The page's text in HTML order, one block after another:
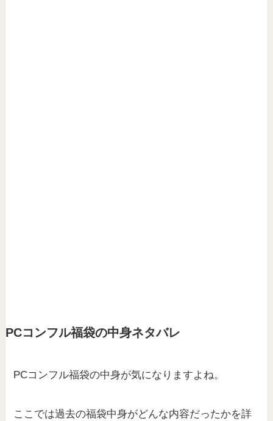
PCコンフル福袋の中身ネタバレ
PCコンフル福袋の中身が気になりますよね。
ここでは過去の福袋中身がどんな内容だったかを詳